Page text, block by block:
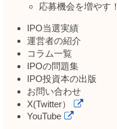
応募機会を増やす！
IPO当選実績
運営者の紹介
コラム一覧
IPOの問題集
IPO投資本の出版
お問い合わせ
X(Twitter）
YouTube